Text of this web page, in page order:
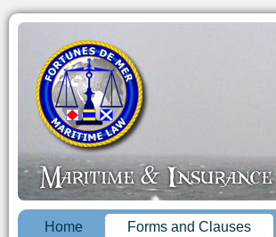
Home Forms and Clauses